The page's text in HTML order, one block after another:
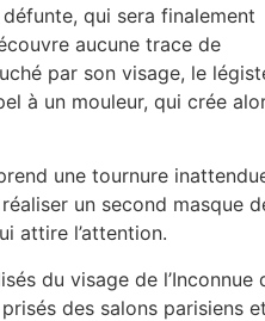
qui sera finalement
aucune trace de
par son visage, le
à un mouleur, qui crée
une tournure
un second masque
attire l’attention.
du visage de l’Inconnue
des salons parisiens et